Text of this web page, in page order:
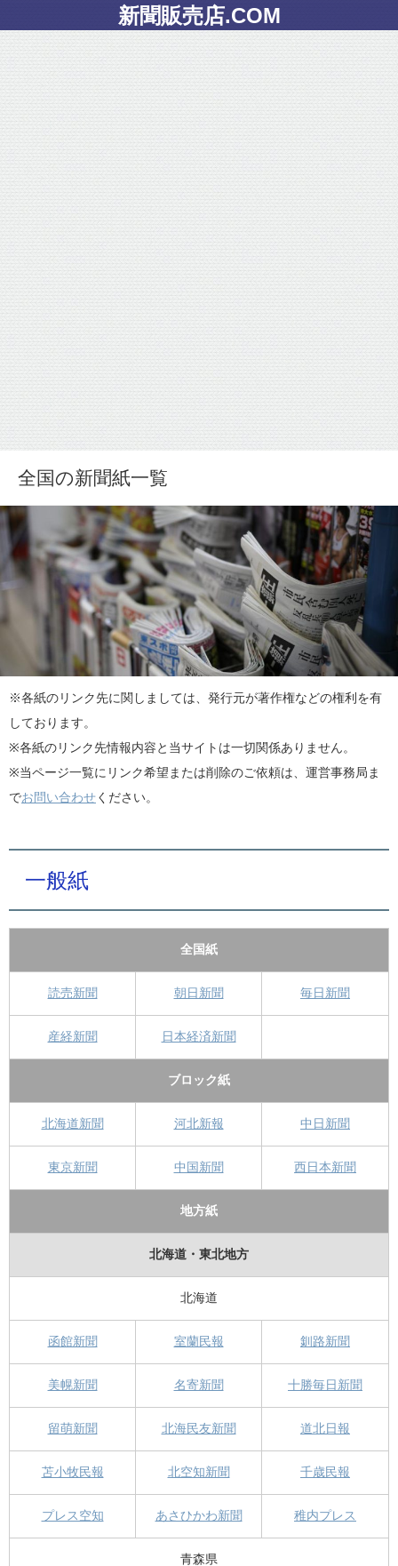
新聞販売店.COM
全国の新聞紙一覧
※各紙の リンク先に関しましては、発行元が著作権などの権利を有
しております。
※各紙のリンク先情報内容と当サイトは一切関係ありません。
※当ページ一覧にリンク希望または削除のご依頼は、運営事務局ま
でお問い合わせ ください。
一般紙
全国紙
読売新聞 朝日新聞 毎日新聞
産経新聞 日本経済新聞
ブロック紙
北海道新聞 河北新報 中日新聞
東京新聞 中国新聞 西日本新聞
地方紙
北海道・東北地方
北海道
函館新聞 室蘭民報 釧路新聞
美幌新聞 名寄新聞 十勝毎日新聞
留萌新聞 北海民友新聞 道北日報
苫小牧民報 北空知新聞 千歳民報
プレス空知 あさひかわ新聞 稚内プレス
青森県